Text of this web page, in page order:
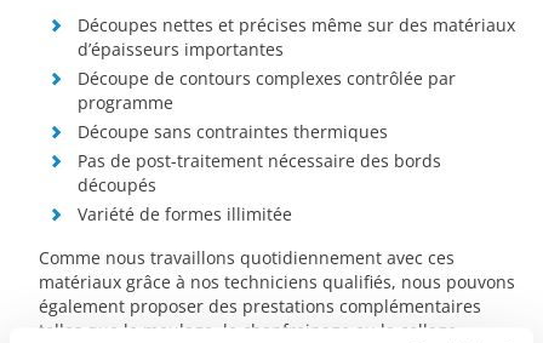
Découpes nettes et précises même sur des matériaux
d’épaisseurs importantes
Découpe de contours complexes contrôlée par
programme
Découpe sans contraintes thermiques
Pas de post-traitement nécessaire des bords
découpés
Variété de formes illimitée
Comme nous travaillons quotidiennement avec ces
matériaux grâce à nos techniciens qualifiés, nous pouvons
également proposer des prestations complémentaires
telles que le meulage, le chanfreinage ou le collage.